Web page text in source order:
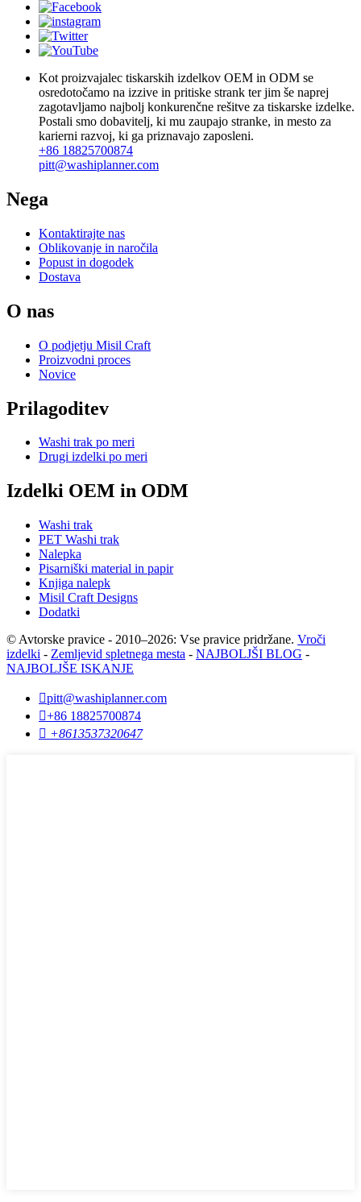
Kot proizvajalec tiskarskih izdelkov OEM in ODM se
osredotočamo na izzive in pritiske strank ter jim še naprej
zagotavljamo najbolj konkurenčne rešitve za tiskarske izdelke.
Postali smo dobavitelj, ki mu zaupajo stranke, in mesto za
karierni razvoj, ki ga priznavajo zaposleni.
+86 18825700874
pitt@washiplanner.com
Nega
Kontaktirajte nas
Oblikovanje in naročila
Popust in dogodek
Dostava
O nas
O podjetju Misil Craft
Proizvodni proces
Novice
Prilagoditev
Washi trak po meri
Drugi izdelki po meri
Izdelki OEM in ODM
Washi trak
PET Washi trak
Nalepka
Pisarniški material in papir
Knjiga nalepk
Misil Craft Designs
Dodatki
© Avtorske pravice - 2010–2026: Vse pravice pridržane. Vroči
izdelki - Zemljevid spletnega mesta - NAJBOLJŠI BLOG -
NAJBOLJŠE ISKANJE
pitt@washiplanner.com
+86 18825700874
 +8613537320647